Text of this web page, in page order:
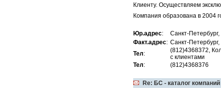
Клиенту. Осуществляем
Компания образована в 2004
Юр.адрес:
Санкт-
Факт.адрес: Санкт-
Тел:
(812)4368372,
с клиентами
Тел: (812)4368376
Re: БС - каталог компаний